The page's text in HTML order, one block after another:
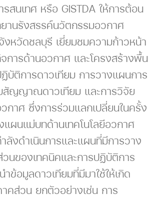
สนเทศ หรือ GISTDA ให้การต้อน
นรังสรรค์นวัตกรรมอวกาศ
งหวัดชลบุรี เยี่ยมชมความก้าวหน้า
การด้านอวกาศ และโครงสร้างพื้น
บัติการดาวเทียม การวางแผนการ
สัญญาณดาวเทียม และการวิจัย
กาศ ซึ่งการร่วมแลกเปลี่ยนในครั้ง
ผนแม่บทด้านเทคโนโลยีอวกาศ
ลังดำเนินการและแผนที่มีการวาง
วนของเทคนิคและการปฏิบัติการ
ข้อมูลดาวเทียมที่มีมาใช้ให้เกิด
คส่วน ยกตัวอย่างเช่น การ